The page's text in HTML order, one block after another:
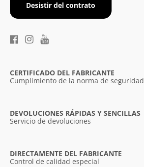
Desistir del contrato
CERTIFICADO DEL FABRICANTE
Cumplimiento de la norma de seguridad
DEVOLUCIONES RÁPIDAS Y SENCILLAS
Servicio de devoluciones
DIRECTAMENTE DEL FABRICANTE
Control de calidad especial